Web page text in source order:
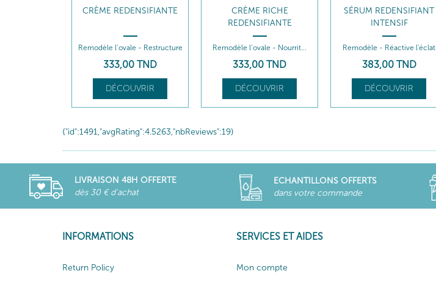
CRÈME REDENSIFIANTE
Remodèle l’ovale - Restructure
333,00 TND
DÉCOUVRIR
CRÈME RICHE
REDENSIFIANTE
Remodèle l’ovale - Nourrit...
333,00 TND
DÉCOUVRIR
SÉRUM REDENSIFIANT
INTENSIF
Remodèle - Réactive l'éclat
383,00 TND
DÉCOUVRIR
{"id":1491,"avgRating":4.5263,"nbReviews":19}
LIVRAISON 48H OFFERTE
dès 30 € d'achat
ECHANTILLONS OFFERTS
dans votre commande
INFORMATIONS
Return Policy
SERVICES ET AIDES
Mon compte